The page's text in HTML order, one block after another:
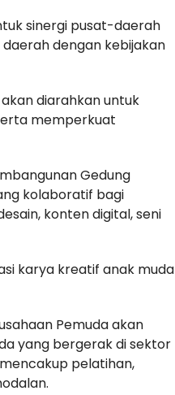
sinergi pusat-daerah
dengan kebijakan
diarahkan untuk
memperkuat
Gedung
kolaboratif bagi
konten digital, seni
karya kreatif anak muda
Pemuda akan
yang bergerak di sektor
pelatihan,